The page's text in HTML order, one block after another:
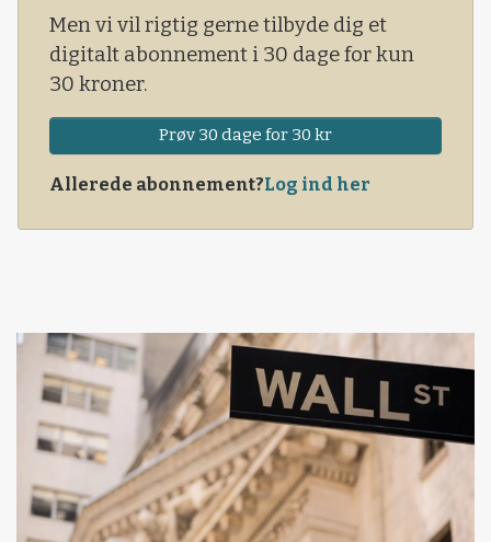
luftstrøm fra motorkølingen i stedet blæses
direkte op mod forruden og her udfordres
aircon-systemet under varme himmelstrøg. En
Men vi vil rigtig gerne tilbyde dig et
digitalt abonnement i 30 dage for kun
30 kroner.
Prøv 30 dage for 30 kr
Allerede abonnement?Log ind her